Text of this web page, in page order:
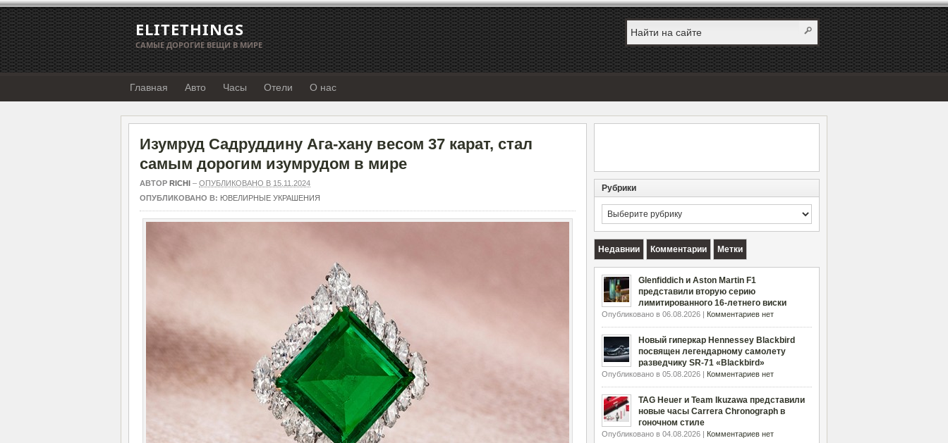
ELITETHINGS
САМЫЕ ДОРОГИЕ ВЕЩИ В МИРЕ
Главная Авто Часы Отели О нас
Изумруд Садруддину Ага-хану весом 37 карат, стал
самым дорогим изумрудом в мире
АВТОР RICHI – ОПУБЛИКОВАНО В 15.11.2024
ОПУБЛИКОВАНО В: ЮВЕЛИРНЫЕ УКРАШЕНИЯ
Рубрики
Рубрики
Недавнии Комментарии Метки
Glenfiddich и Aston Martin F1
представили вторую серию
лимитированного 16-летнего виски
Опубликовано в 06.08.2026 | Комментариев нет
Новый гиперкар Hennessey Blackbird
посвящен легендарному самолету
разведчику SR-71 «Blackbird»
Опубликовано в 05.08.2026 | Комментариев нет
TAG Heuer и Team Ikuzawa представили
новые часы Carrera Chronograph в
гоночном стиле
Опубликовано в 04.08.2026 | Комментариев нет